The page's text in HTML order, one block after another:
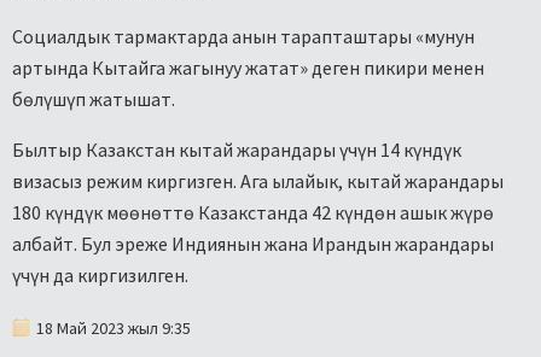
Социалдык тармактарда анын тарапташтары «мунун
артында Кытайга жагынуу жатат» деген пикири менен
бөлүшүп жатышат.
Былтыр Казакстан кытай жарандары үчүн 14 күндүк
визасыз режим киргизген. Ага ылайык, кытай жарандары
180 күндүк мөөнөттө Казакстанда 42 күндөн ашык жүрө
албайт. Бул эреже Индиянын жана Ирандын жарандары
үчүн да киргизилген.
18 Май 2023 жыл 9:35